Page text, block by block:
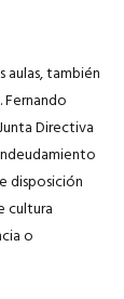
también
Directiva
disposición
cultura
o